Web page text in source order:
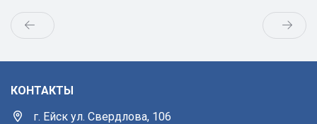
КОНТАКТЫ
г. Ейск ул. Свердлова, 106